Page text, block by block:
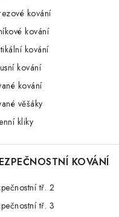
kování
kování
kování
kování
kování
věšáky
kliky
KOVÁNÍ
tř. 2
tř. 3